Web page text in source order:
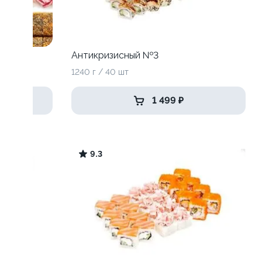
Антикризисный №3
1240 г / 40 шт
1 499 ₽
9.3